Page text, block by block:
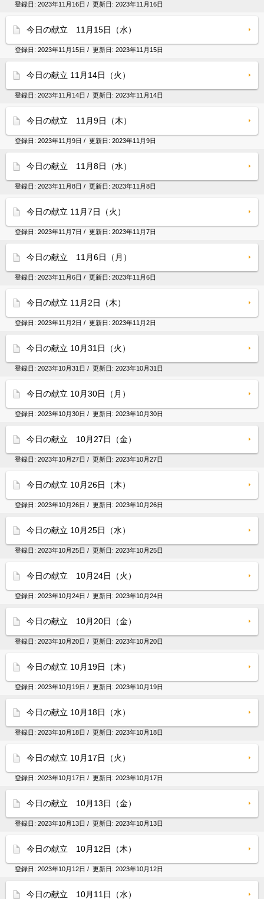
登録日: 2023年11月16日 / 更新日: 2023年11月16日
今日の献立 11月15日（水）
登録日: 2023年11月15日 / 更新日: 2023年11月15日
今日の献立 11月14日（火）
登録日: 2023年11月14日 / 更新日: 2023年11月14日
今日の献立 11月9日（木）
登録日: 2023年11月9日 / 更新日: 2023年11月9日
今日の献立 11月8日（水）
登録日: 2023年11月8日 / 更新日: 2023年11月8日
今日の献立 11月7日（火）
登録日: 2023年11月7日 / 更新日: 2023年11月7日
今日の献立 11月6日（月）
登録日: 2023年11月6日 / 更新日: 2023年11月6日
今日の献立 11月2日（木）
登録日: 2023年11月2日 / 更新日: 2023年11月2日
今日の献立 10月31日（火）
登録日: 2023年10月31日 / 更新日: 2023年10月31日
今日の献立 10月30日（月）
登録日: 2023年10月30日 / 更新日: 2023年10月30日
今日の献立 10月27日（金）
登録日: 2023年10月27日 / 更新日: 2023年10月27日
今日の献立 10月26日（木）
登録日: 2023年10月26日 / 更新日: 2023年10月26日
今日の献立 10月25日（水）
登録日: 2023年10月25日 / 更新日: 2023年10月25日
今日の献立 10月24日（火）
登録日: 2023年10月24日 / 更新日: 2023年10月24日
今日の献立 10月20日（金）
登録日: 2023年10月20日 / 更新日: 2023年10月20日
今日の献立 10月19日（木）
登録日: 2023年10月19日 / 更新日: 2023年10月19日
今日の献立 10月18日（水）
登録日: 2023年10月18日 / 更新日: 2023年10月18日
今日の献立 10月17日（火）
登録日: 2023年10月17日 / 更新日: 2023年10月17日
今日の献立 10月13日（金）
登録日: 2023年10月13日 / 更新日: 2023年10月13日
今日の献立 10月12日（木）
登録日: 2023年10月12日 / 更新日: 2023年10月12日
今日の献立 10月11日（水）